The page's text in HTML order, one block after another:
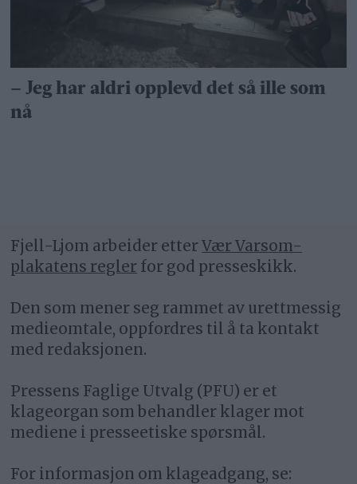
– Jeg har aldri opplevd det så ille som
nå
Fjell-Ljom arbeider etterVær Varsom-
plakatens regler for god presseskikk.
Den som mener seg rammet av urettmessig
medieomtale, oppfordres til å ta kontakt
med redaksjonen.
Pressens Faglige Utvalg (PFU) er et
klageorgan som behandler klager mot
mediene i presseetiske spørsmål.
For informasjon om klageadgang, se: